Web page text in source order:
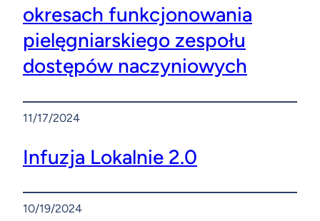
okresach funkcjonowania
pielęgniarskiego zespołu
dostępów naczyniowych
11/17/2024
Infuzja Lokalnie 2.0
10/19/2024